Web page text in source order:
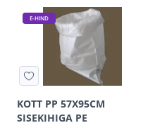
E-HIND
KOTT PP 57X95CM
SISEKIHIGA PE